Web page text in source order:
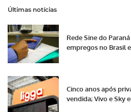
Últimas notícias
Rede Sine do
empregos no Brasil
Cinco anos após
vendida; Vivo e Sky